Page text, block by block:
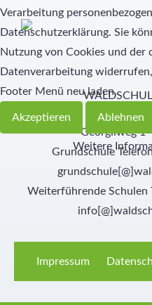
Georgiiweg 1
Grundschule
Weiterführende Schulen
Impressum
Verarbeitung
Datenschutzerklärung. Sie
Nutzung von Cookies und der
Datenverarbeitung
Footer Menü neu laden.
Akzeptieren Ablehnen
Weitere
Schülernachhilfe
Hauswirtschaft
Elternbeirat
SMV